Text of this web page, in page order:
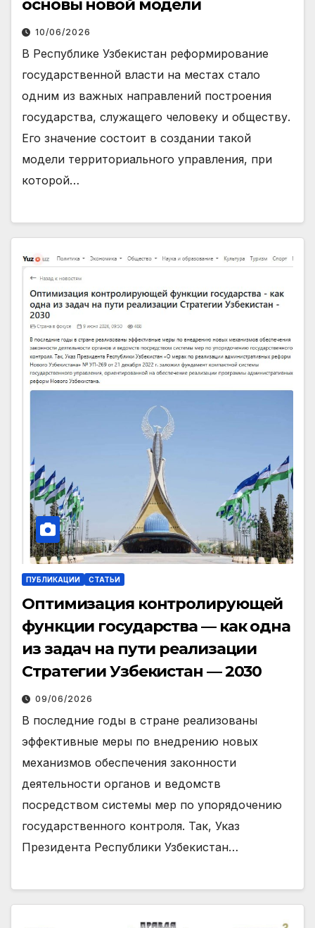
основы новой модели
10/06/2026
В Республике Узбекистан реформирование
государственной власти на местах стало
одним из важных направлений построения
государства, служащего человеку и обществу.
Его значение состоит в создании такой
модели территориального управления, при
которой…
ПУБЛИКАЦИИ СТАТЬИ
Оптимизация контролирующей
функции государства — как одна
из задач на пути реализации
Стратегии Узбекистан — 2030
09/06/2026
В последние годы в стране реализованы
эффективные меры по внедрению новых
механизмов обеспечения законности
деятельности органов и ведомств
посредством системы мер по упорядочению
государственного контроля. Так, Указ
Президента Республики Узбекистан…